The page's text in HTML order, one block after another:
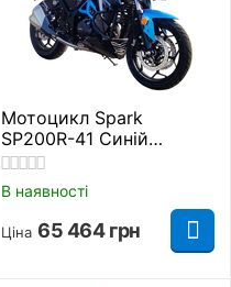
Мотоцикл Spark
SP200R-41 Синій
Дорожній
В наявності
Ціна 65 464 грн